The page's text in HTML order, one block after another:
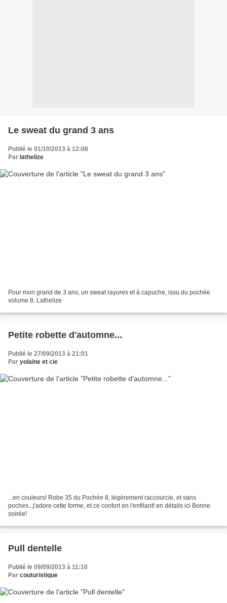
Le sweat du grand 3 ans
Publié le 01/10/2013 à 12:08
Par lathelize
Pour mon grand de 3 ans, un sweat rayures et à capuche, issu du pochée
volume 8. Lathelize
Petite robette d'automne...
Publié le 27/09/2013 à 21:01
Par yolaine et cie
...en couleurs! Robe 35 du Pochée 8, légèrement raccourcie, et sans
poches...j'adore cette forme, et ce confort en l'enfilant! en détails ici Bonne
soirée!
Pull dentelle
Publié le 09/09/2013 à 11:10
Par couturistique